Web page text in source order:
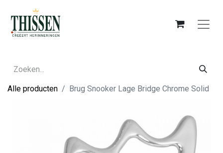
Alle producten Brug Snooker Lage Bridge Chrome Solid